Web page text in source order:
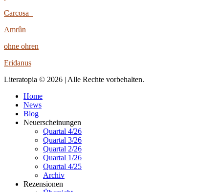
Carcosa
Amrûn
ohne ohren
Eridanus
Literatopia © 2026 | Alle Rechte vorbehalten.
Home
News
Blog
Neuerscheinungen
Quartal 4/26
Quartal 3/26
Quartal 2/26
Quartal 1/26
Quartal 4/25
Archiv
Rezensionen